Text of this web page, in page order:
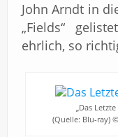
John Arndt in
„Fields“
ehrlich, so
„Das
(Quelle: Blu-ray)